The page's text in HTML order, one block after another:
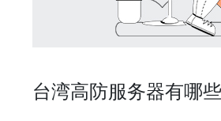
台湾高防服务器有哪